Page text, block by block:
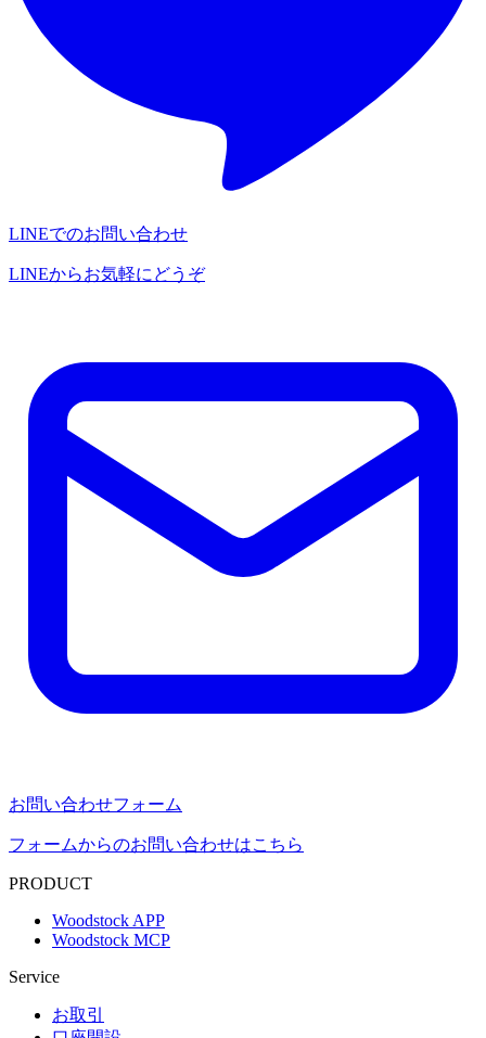
LINEでのお問い合わせ
LINEからお気軽にどうぞ
お問い合わせフォーム
フォームからのお問い合わせはこちら
PRODUCT
Woodstock APP
Woodstock MCP
Service
お取引